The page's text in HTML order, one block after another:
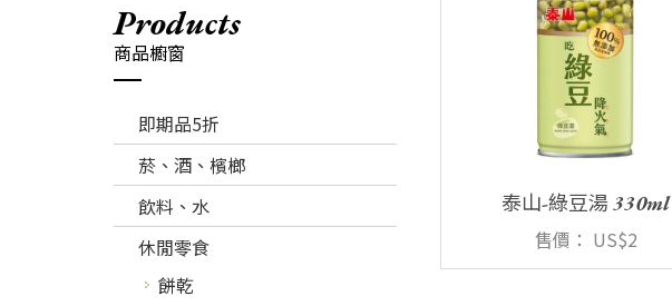
products
商品櫥窗
即期品5折
菸、酒、檳榔
飲料、水
休閒零食
餅乾
泰山-綠豆湯 330ml
售價： US$2